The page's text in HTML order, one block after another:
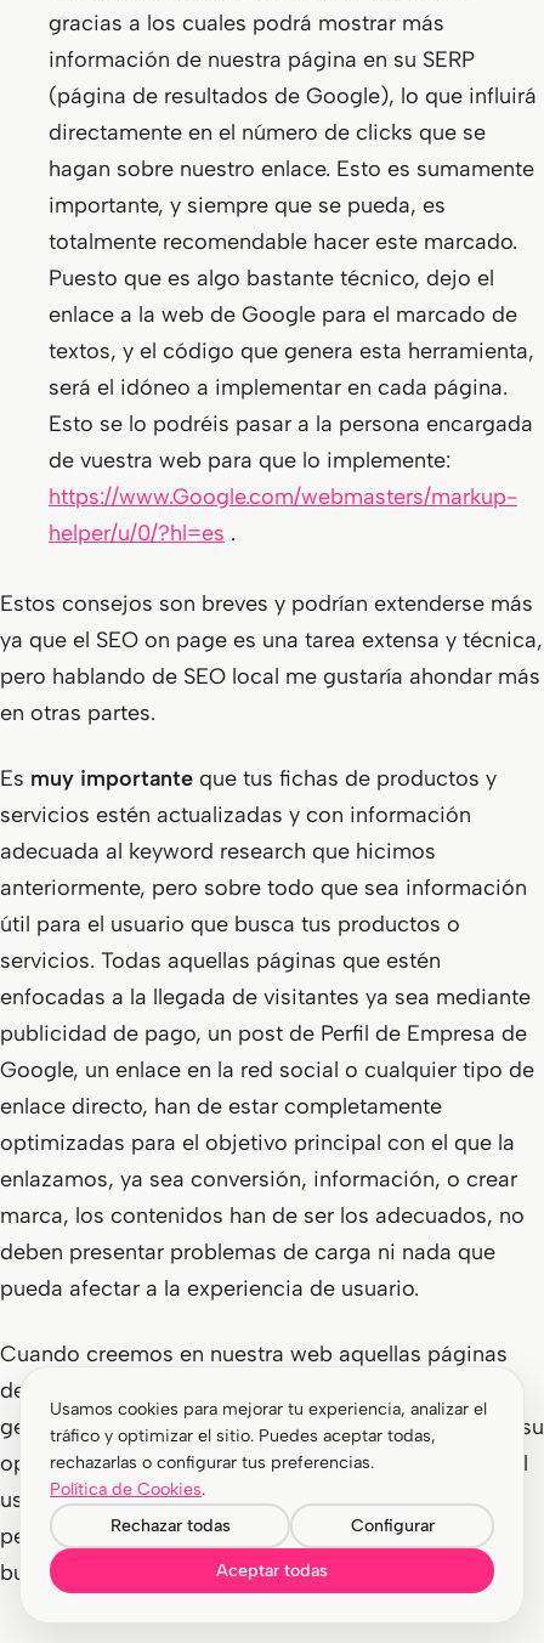
gracias a los cuales podrá mostrar más
información de nuestra página en su SERP
(página de resultados de Google), lo que influirá
directamente en el número de clicks que se
hagan sobre nuestro enlace. Esto es sumamente
importante, y siempre que se pueda, es
totalmente recomendable hacer este marcado.
Puesto que es algo bastante técnico, dejo el
enlace a la web de Google para el marcado de
textos, y el código que genera esta herramienta,
será el idóneo a implementar en cada página.
Esto se lo podréis pasar a la persona encargada
de vuestra web para que lo implemente:
https://www.Google.com/webmasters/markup-
helper/u/0/?hl=es .
Estos consejos son breves y podrían extenderse más
ya que el SEO on page es una tarea extensa y técnica,
pero hablando de SEO local me gustaría ahondar más
en otras partes.
Es muy importante que tus fichas de productos y
servicios estén actualizadas y con información
adecuada al keyword research que hicimos
anteriormente, pero sobre todo que sea información
útil para el usuario que busca tus productos o
servicios. Todas aquellas páginas que estén
enfocadas a la llegada de visitantes ya sea mediante
publicidad de pago, un post de Perfil de Empresa de
Google, un enlace en la red social o cualquier tipo de
enlace directo, han de estar completamente
optimizadas para el objetivo principal con el que la
enlazamos, ya sea conversión, información, o crear
marca, los contenidos han de ser los adecuados, no
deben presentar problemas de carga ni nada que
pueda afectar a la experiencia de usuario.
Cuando creemos en nuestra web aquellas páginas
destinadas a aparecer en los resultados
geolocalizados, también hemos de asegurarnos de su
optimización y de que el contenido que encuentre el
usuario una vez haga click en nuestra página le
permite quedarse porque le ofrecemos lo que está
buscando.
Usamos cookies para mejorar tu experiencia, analizar el
tráfico y optimizar el sitio. Puedes aceptar todas,
rechazarlas o configurar tus preferencias.
Política de Cookies.
Rechazar todas
Configurar
Aceptar todas